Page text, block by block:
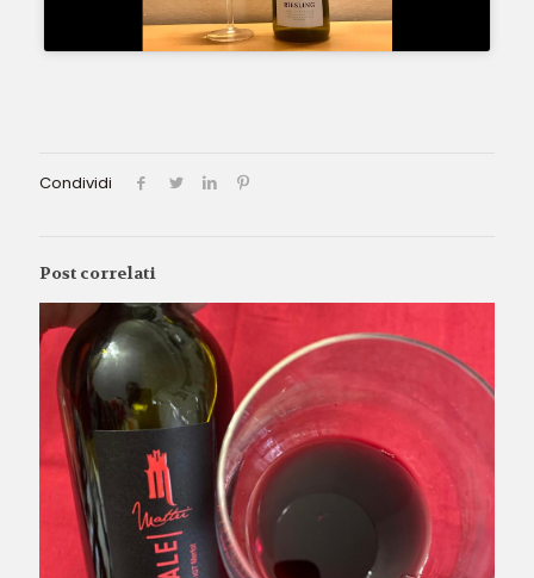
Condividi
Post correlati